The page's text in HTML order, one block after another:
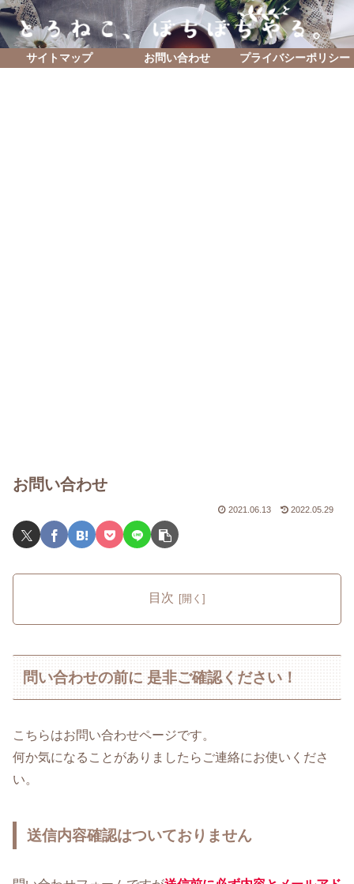
サイトマップ お問い合わせ プライバシーポリシー
お問い合わせ
2021.06.13 2022.05.29
目次
問い合わせの前に 是非ご確認ください！
こちらはお問い合わせページです。
何か気になることがありましたらご連絡にお使いくださ
い。
送信内容確認はついておりません